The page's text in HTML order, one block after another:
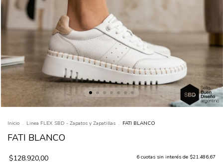
Inicio . Linea FLEX SBD - Zapatos y Zapatillas . FATI BLANCO
FATI BLANCO
$128.920,00 6 cuotas sin interés de $21.486,67